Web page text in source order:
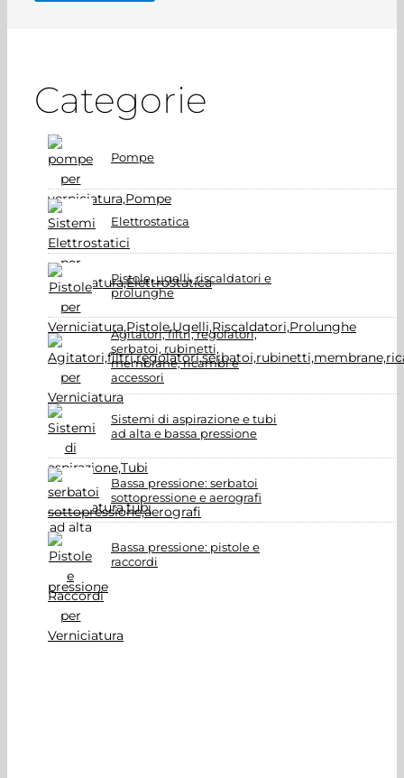
Categorie
Pompe
Elettrostatica
Pistole, ugelli, riscaldatori e
prolunghe
Agitatori, filtri, regolatori,
serbatoi, rubinetti,
membrane, ricambi e
accessori
Sistemi di aspirazione e tubi
ad alta e bassa pressione
Bassa pressione: serbatoi
sottopressione e aerografi
Bassa pressione: pistole e
raccordi